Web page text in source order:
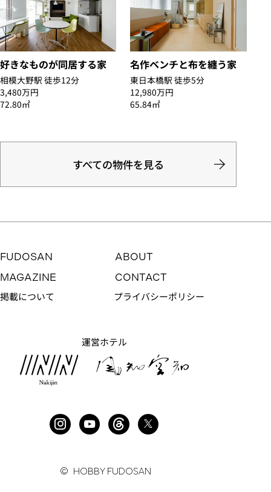
光と風が回遊する
好きなものが同居する家
相模大野駅 徒歩12分
3,480万円
72.80㎡
名作ベンチと布を纏う家
東日本橋駅 徒歩5分
12,980万円
65.84㎡
すべての物件を見る
FUDOSAN
ABOUT
MAGAZINE
CONTACT
掲載について プライバシーポリシー
運営ホテル
© HOBBY FUDOSAN